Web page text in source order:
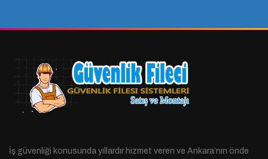
İş güvenliği konusunda yıllardır hizmet veren ve Ankara’nın önde